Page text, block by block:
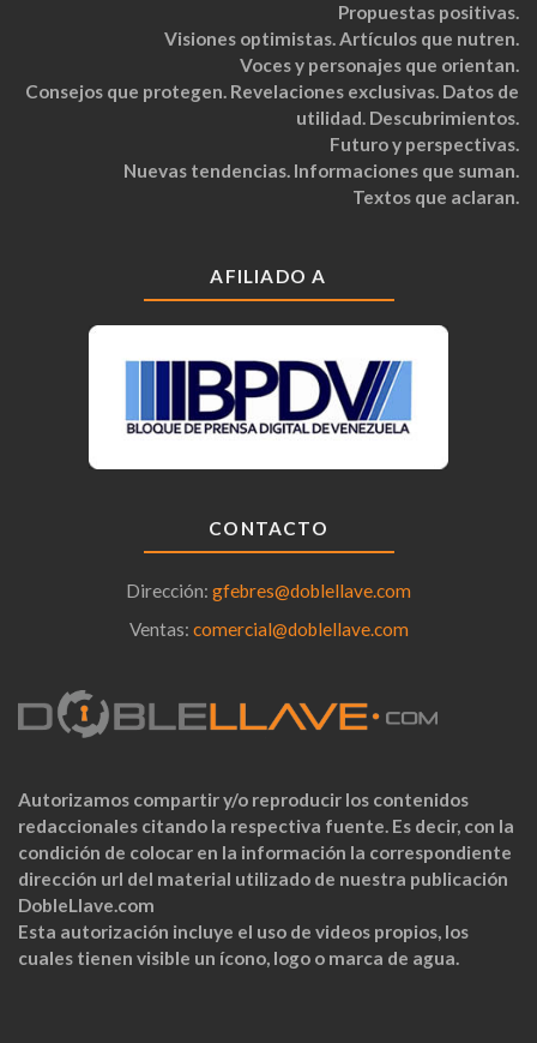
Propuestas positivas.
Visiones optimistas. Artículos que nutren.
Voces y personajes que orientan.
Consejos que protegen. Revelaciones exclusivas. Datos de
utilidad. Descubrimientos.
Futuro y perspectivas.
Nuevas tendencias. Informaciones que suman.
Textos que aclaran.
AFILIADO A
CONTACTO
Dirección: gfebres@doblellave.com
Ventas: comercial@doblellave.com
Autorizamos compartir y/o reproducir los contenidos
redaccionales citando la respectiva fuente. Es decir, con la
condición de colocar en la información la correspondiente
dirección url del material utilizado de nuestra publicación
DobleLlave.com
Esta autorización incluye el uso de videos propios, los
cuales tienen visible un ícono, logo o marca de agua.